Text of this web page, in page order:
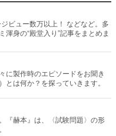
ビュー数万以上！ などなど。多
渾身の“殿堂入り”記事をまとめま
に製作時のエピソードをお聞き
とは何か？を探っていきます。
『赫本』は、〈試験問題〉の形